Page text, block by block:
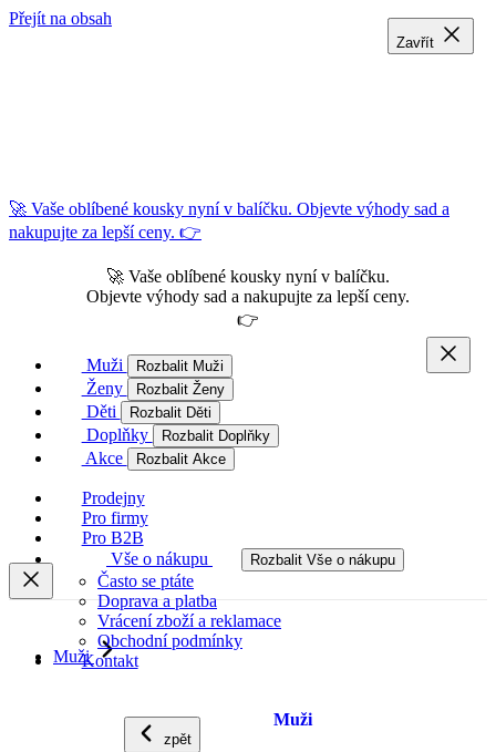
Přejít na obsah
🚀 Vaše oblíbené kousky nyní v balíčku. Objevte výhody sad a
nakupujte za lepší ceny. 👉
🚀 Vaše oblíbené kousky nyní v balíčku.
Objevte výhody sad a nakupujte za lepší ceny.
👉
Muži Rozbalit Muži
Ženy Rozbalit Ženy
Děti Rozbalit Děti
Doplňky Rozbalit Doplňky
Akce Rozbalit Akce
Prodejny
Pro firmy
Pro B2B
Vše o nákupu
Rozbalit Vše o nákupu
Často se ptáte
Doprava a platba
Vrácení zboží a reklamace
Obchodní podmínky
Kontakt
Muži
zpět
Muži
Zavřít
Zavřít
Zavřít